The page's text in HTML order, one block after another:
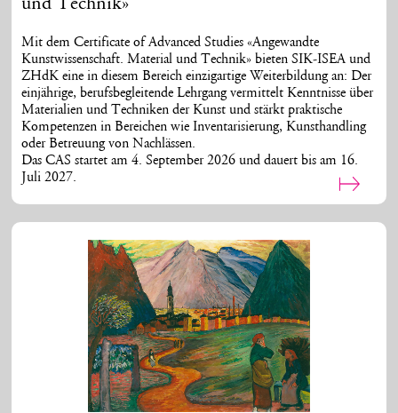
und Technik»
Mit dem Certificate of Advanced Studies «Angewandte
Kunstwissenschaft. Material und Technik» bieten SIK-ISEA und
ZHdK eine in diesem Bereich einzigartige Weiterbildung an: Der
einjährige, berufsbegleitende Lehrgang vermittelt Kenntnisse über
Materialien und Techniken der Kunst und stärkt praktische
Kompetenzen in Bereichen wie Inventarisierung, Kunsthandling
oder Betreuung von Nachlässen.
Das CAS startet am 4. September 2026 und dauert bis am 16.
Juli 2027.